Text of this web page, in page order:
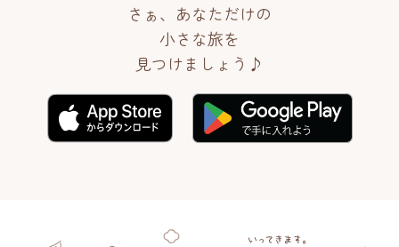
さぁ、あなただけの
小さな旅を
見つけましょう♪